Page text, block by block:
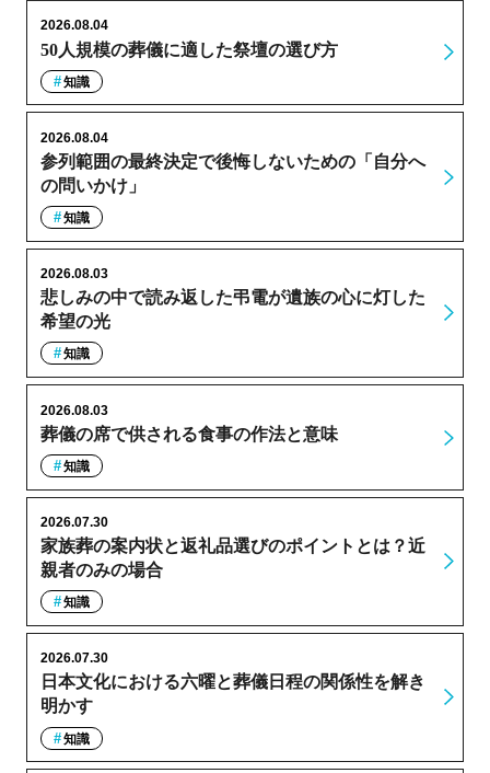
50人規模の葬儀に適した祭壇の選び方
2026.08.04
知識
参列範囲の最終決定で後悔しないための「自分へ
の問いかけ」
2026.08.04
知識
悲しみの中で読み返した弔電が遺族の心に灯した
希望の光
2026.08.03
知識
葬儀の席で供される食事の作法と意味
2026.08.03
知識
家族葬の案内状と返礼品選びのポイントとは？近
親者のみの場合
2026.07.30
知識
日本文化における六曜と葬儀日程の関係性を解き
明かす
2026.07.30
知識